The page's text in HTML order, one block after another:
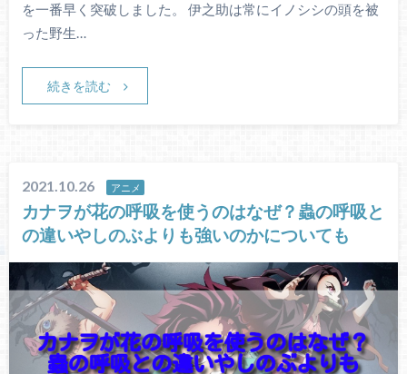
を一番早く突破しました。 伊之助は常にイノシシの頭を被
った野生…
続きを読む
2021.10.26 アニメ
カナヲが花の呼吸を使うのはなぜ？蟲の呼吸と
の違いやしのぶよりも強いのかについても